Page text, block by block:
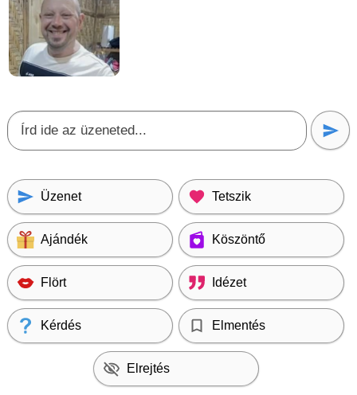
Üzenet Tetszik
Ajándék Köszöntő
Flört Idézet
Kérdés Elmentés
Elrejtés